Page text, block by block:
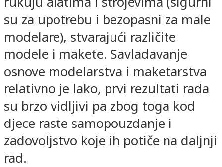
su za upotrebu i bezopasni za male
modelare), stvarajući različite
modele i makete. Savladavanje
osnove modelarstva i maketarstva
relativno je lako, prvi rezultati rada
su brzo vidljivi pa zbog toga kod
djece raste samopouzdanje i
zadovoljstvo koje ih potiče na daljnji
rad.